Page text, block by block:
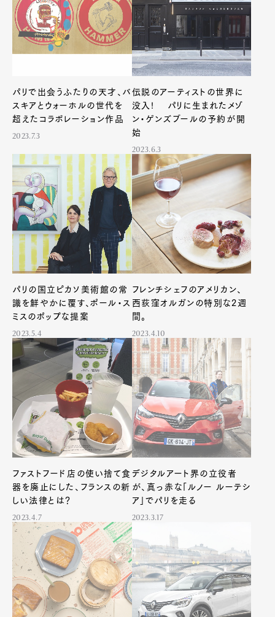
パリで出会うふたりの天才、バ
スキアとウォーホルの世代を
超えたコラボレーション作品
2023.7.3
伝説のアーティストの世界に
没入! パリに生まれたメゾ
ン・ゲンズブールの予約が開
始
2023.6.3
パリの国立ピカソ美術館の常
識を鮮やかに覆す、ポール・ス
ミスのポップな提案
2023.5.4
フレンチシェフのアメリカン、
西荻窪オルガンの特別な2週
間。
2023.4.10
ファストフード店の使い捨て食
器を廃止にした、フランスの新
しい法律とは？
2023.4.7
デジタルアート界の立役者
が、真っ赤な「ルノー ルーテシ
ア」でパリを走る
2023.3.17